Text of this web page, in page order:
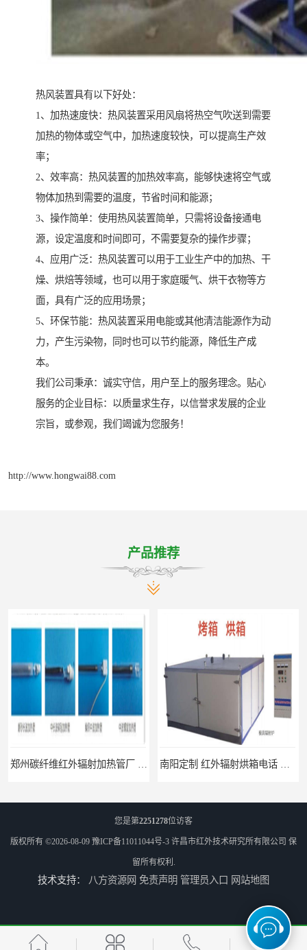
热风装置具有以下好处：
1、加热速度快：热风装置采用风扇将热空气吹送到需要
加热的物体或空气中，加热速度较快，可以提高生产效
率；
2、效率高：热风装置的加热效率高，能够快速将空气或
物体加热到需要的温度，节省时间和能源；
3、操作简单：使用热风装置简单，只需将设备接通电
源，设定温度和时间即可，不需要复杂的操作步骤；
4、应用广泛：热风装置可以用于工业生产中的加热、干
燥、烘焙等领域，也可以用于家庭暖气、烘干衣物等方
面，具有广泛的应用场景；
5、环保节能：热风装置采用电能或其他清洁能源作为动
力，产生污染物，同时也可以节约能源，降低生产成
本。
我们公司秉承：诚实守信，用户至上的服务理念。贴心
服务的企业目标：以质量求生存，以信誉求发展的企业
宗旨，或参观，我们竭诚为您服务！
http://www.hongwai88.com
产品推荐
安阳红外辐射烘箱规格 实用性强 濮阳红外辐射加热烘箱电话 使用便利
您是第2251278位访客
版权所有 ©2026-08-09 豫ICP备11011044号-3 许昌市红外技术研究所有限公司 保
留所有权利.
技术支持： 八方资源网 免责声明 管理员入口 网站地图